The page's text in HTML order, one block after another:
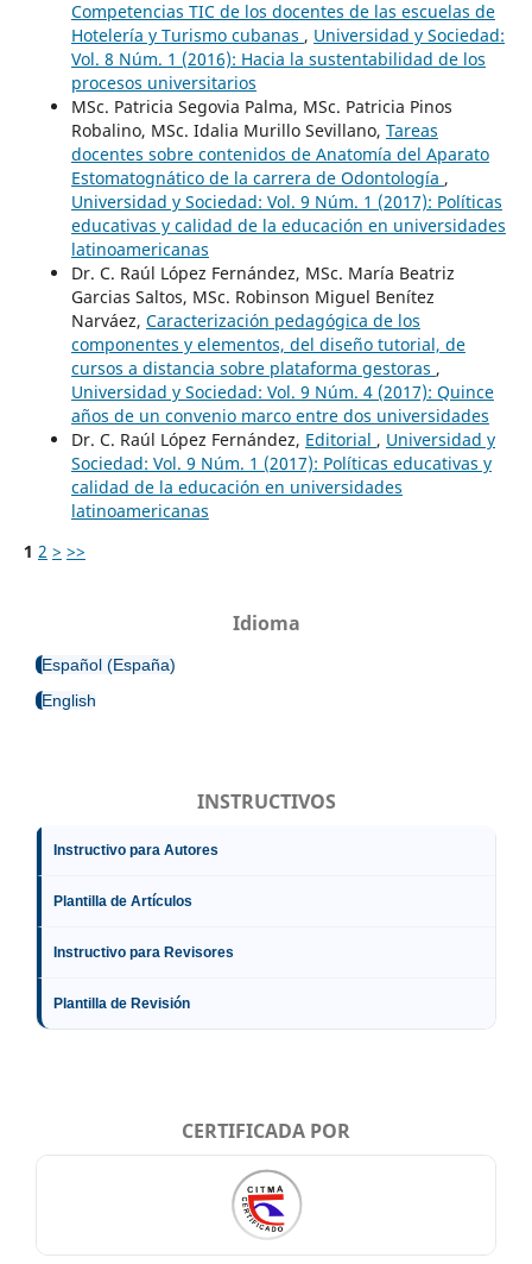
Competencias TIC de los docentes de las escuelas de
Hotelería y Turismo cubanas , Universidad y Sociedad:
Vol. 8 Núm. 1 (2016): Hacia la sustentabilidad de los
procesos universitarios
MSc. Patricia Segovia Palma, MSc. Patricia Pinos
Robalino, MSc. Idalia Murillo Sevillano, Tareas
docentes sobre contenidos de Anatomía del Aparato
Estomatognático de la carrera de Odontología ,
Universidad y Sociedad: Vol. 9 Núm. 1 (2017): Políticas
educativas y calidad de la educación en universidades
latinoamericanas
Dr. C. Raúl López Fernández, MSc. María Beatriz
Garcias Saltos, MSc. Robinson Miguel Benítez
Narváez, Caracterización pedagógica de los
componentes y elementos, del diseño tutorial, de
cursos a distancia sobre plataforma gestoras ,
Universidad y Sociedad: Vol. 9 Núm. 4 (2017): Quince
años de un convenio marco entre dos universidades
Dr. C. Raúl López Fernández, Editorial , Universidad y
Sociedad: Vol. 9 Núm. 1 (2017): Políticas educativas y
calidad de la educación en universidades
latinoamericanas
1 2 > >>
Idioma
Español (España)
English
INSTRUCTIVOS
Instructivo para Autores
Plantilla de Artículos
Instructivo para Revisores
Plantilla de Revisión
CERTIFICADA POR